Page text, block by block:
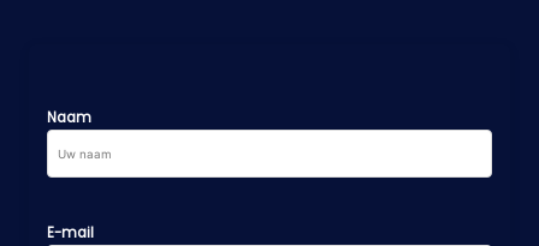
Naam
E-mail